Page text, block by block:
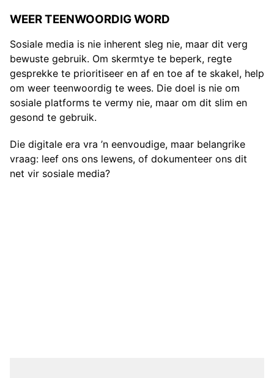
WEER TEENWOORDIG WORD
Sosiale media is nie inherent sleg nie, maar dit verg
bewuste gebruik. Om skermtye te beperk, regte
gesprekke te prioritiseer en af en toe af te skakel, help
om weer teenwoordig te wees. Die doel is nie om
sosiale platforms te vermy nie, maar om dit slim en
gesond te gebruik.
Die digitale era vra ’n eenvoudige, maar belangrike
vraag: leef ons ons lewens, of dokumenteer ons dit
net vir sosiale media?